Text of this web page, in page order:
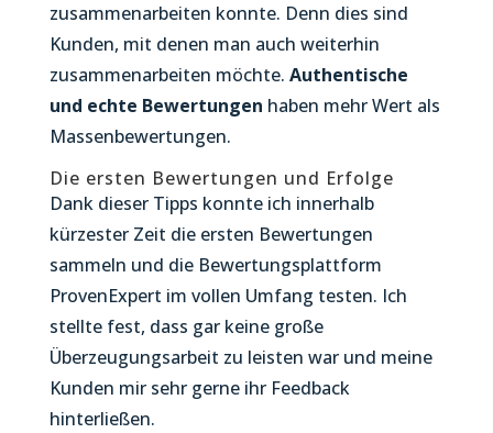
zusammenarbeiten konnte. Denn dies sind
Kunden, mit denen man auch weiterhin
zusammenarbeiten möchte. Authentische
und echte Bewertungen haben mehr Wert als
Massenbewertungen.
Die ersten Bewertungen und Erfolge
Dank dieser Tipps konnte ich innerhalb
kürzester Zeit die ersten Bewertungen
sammeln und die Bewertungsplattform
ProvenExpert im vollen Umfang testen. Ich
stellte fest, dass gar keine große
Überzeugungsarbeit zu leisten war und meine
Kunden mir sehr gerne ihr Feedback
hinterließen.